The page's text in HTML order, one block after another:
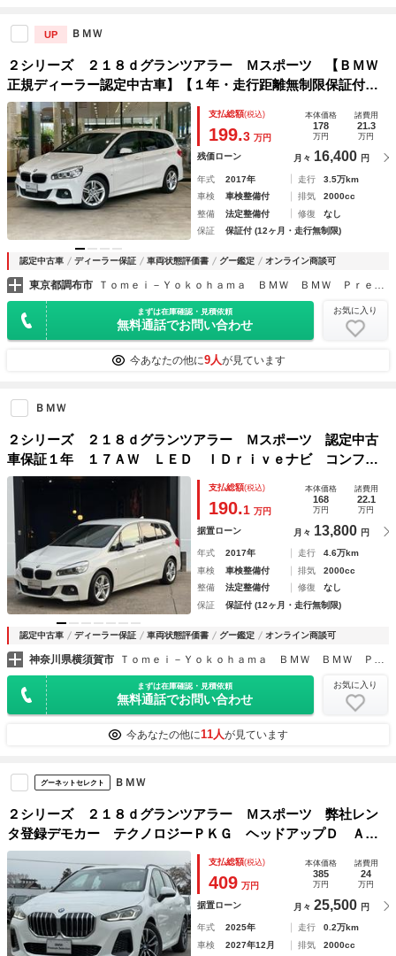
UP ＢＭＷ
２シリーズ ２１８ｄグランツアラー Ｍスポーツ 【ＢＭＷ
正規ディーラー認定中古車】【１年・走行距離無制限保証付
き】コンフォートアクセス／禁煙車／前車追従機能／ヘッドア
ップディスプレイ／パーキングアシスト／オートトランク／１
７インチＡＷ
支払総額(税込)
199.3 万円
本体価格
178
万円
諸費用
21.3
万円
残価ローン 月々 16,400 円
年式 2017年 走行
3.5万km
車検
車検整備付 排気
2000cc
整備
法定整備付 修復
なし
保証
保証付 (12ヶ月・走行無制限)
認定中古車 ディーラー保証 車両状態評価書 グー鑑定 オンライン商談可
東京都調布市 Ｔｏｍｅｉ－Ｙｏｋｏｈａｍａ ＢＭＷ ＢＭＷ Ｐｒｅｍｉｕｍ Ｓｅｌｅｃｔｉｏｎ 調布
まずは在庫確認・見積依頼
無料通話でお問い合わせ
お気に入り
今あなたの他に9人が見ています
ＢＭＷ
２シリーズ ２１８ｄグランツアラー Ｍスポーツ 認定中古
車保証１年 １７ＡＷ ＬＥＤ ＩＤｒｉｖｅナビ コンフォ
ートパッケージ オートトランク ７人乗り スポーツシー
ト シートヒーター バックカメラ １オーナー Ｂｌｕｅｔ
ｏｏｔｈ 車検整備付
支払総額(税込)
190.1 万円
本体価格
168
万円
諸費用
22.1
万円
据置ローン 月々 13,800 円
年式 2017年 走行
4.6万km
車検
車検整備付 排気
2000cc
整備
法定整備付 修復
なし
保証
保証付 (12ヶ月・走行無制限)
認定中古車 ディーラー保証 車両状態評価書 グー鑑定 オンライン商談可
神奈川県横須賀市
まずは在庫確認・見積依頼
無料通話でお問い合わせ
お気に入り
今あなたの他に11人が見ています
グーネットセレクト ＢＭＷ
２シリーズ ２１８ｄグランツアラー Ｍスポーツ 弊社レン
タ登録デモカー テクノロジーＰＫＧ ヘッドアップＤ ＡＣ
Ｃ Ｄアシスト タッチパネルナビ アップルカープレイ 全
周囲カメラ 車内カメラ シートヒーター １７ＡＷ 電動シ
ート パドルシフト 禁煙
支払総額(税込)
409 万円
本体価格
385
万円
諸費用
24
万円
据置ローン 月々 25,500 円
年式 2025年 走行
0.2万km
車検
2027年12月 排気 2000cc